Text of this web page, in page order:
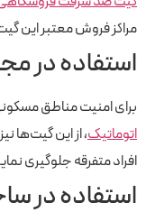
مراکز فروش معتبر این
استفاده در
برای امنیت مناطق
اتوماتیک، از این گیت‌ها
افراد متفرقه جلوگیری
استفاده در